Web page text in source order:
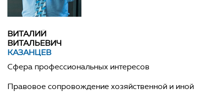
ВИТАЛИЙ
ВИТАЛЬЕВИЧ
КАЗАНЦЕВ
Сфера профессиональных интересов
Правовое сопровождение хозяйственной и иной